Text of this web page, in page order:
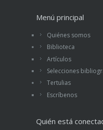
Menú principal
Quiénes somos
Biblioteca
Artículos
Selecciones
Tertulias
Escríbenos
Quién está